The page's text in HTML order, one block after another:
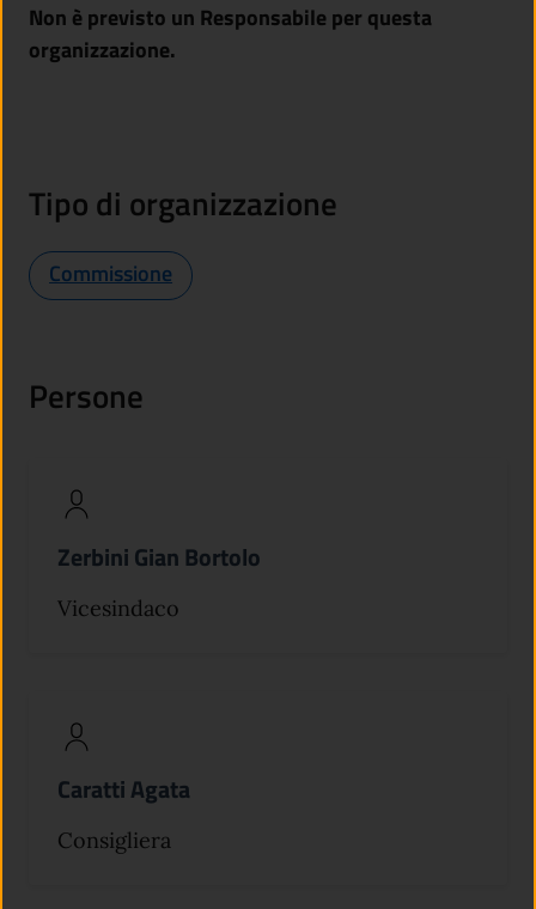
Non è previsto un Responsabile per questa
organizzazione.
Tipo di organizzazione
Commissione
Persone
Zerbini Gian Bortolo
Vicesindaco
Caratti Agata
Consigliera